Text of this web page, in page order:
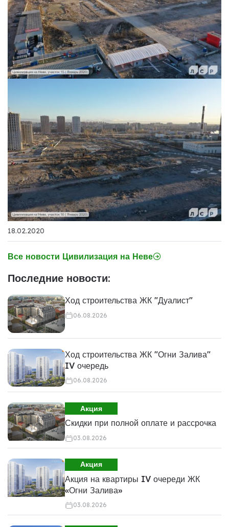
18.02.2020
Все новости Цивилизация на Неве
Последние новости:
Ход строительства ЖК "Дуалист"
06.08.2026
Ход строительства ЖК "Огни Залива"
IV очередь
06.08.2026
Акция
Скидки при полной оплате и рассрочка
03.08.2026
Акция
Акция на квартиры IV очереди ЖК
«Огни Залива»
03.08.2026